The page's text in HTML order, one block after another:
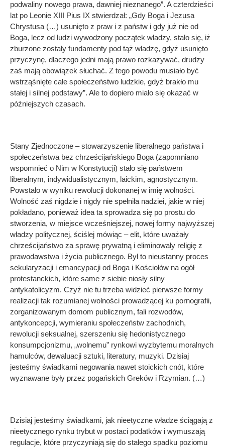
podwaliny nowego prawa, dawniej nieznanego”. A czterdzieści
lat po Leonie XIII Pius IX stwierdzał: „Gdy Boga i Jezusa
Chrystusa (…) usunięto z praw i z państw i gdy już nie od
Boga, lecz od ludzi wywodzony początek władzy, stało się, iż
zburzone zostały fundamenty pod tąż władzę, gdyż usunięto
przyczynę, dlaczego jedni mają prawo rozkazywać, drudzy
zaś mają obowiązek słuchać. Z tego powodu musiało być
wstrząśnięte całe społeczeństwo ludzkie, gdyż brakło mu
stałej i silnej podstawy”. Ale to dopiero miało się okazać w
późniejszych czasach.
Stany Zjednoczone – stowarzyszenie liberalnego państwa i
społeczeństwa bez chrześcijańskiego Boga (zapomniano
wspomnieć o Nim w Konstytucji) stało się państwem
liberalnym, indywidualistycznym, laickim, agnostycznym.
Powstało w wyniku rewolucji dokonanej w imię wolności.
Wolność zaś nigdzie i nigdy nie spełniła nadziei, jakie w niej
pokładano, ponieważ idea ta sprowadza się po prostu do
stworzenia, w miejsce wcześniejszej, nowej formy najwyższej
władzy politycznej, ściślej mówiąc – elit, które uważały
chrześcijaństwo za sprawę prywatną i eliminowały religię z
prawodawstwa i życia publicznego. Był to nieustanny proces
sekularyzacji i emancypacji od Boga i Kościołów na ogół
protestanckich, które same z siebie niosły silny
antykatolicyzm. Czyż nie tu trzeba widzieć pierwsze formy
realizacji tak rozumianej wolności prowadzącej ku pornografii,
zorganizowanym domom publicznym, fali rozwodów,
antykoncepcji, wymieraniu społeczeństw zachodnich,
rewolucji seksualnej, szerszeniu się hedonistycznego
konsumpcjonizmu, „wolnemu” rynkowi wyzbytemu moralnych
hamulców, dewaluacji sztuki, literatury, muzyki. Dzisiaj
jesteśmy świadkami negowania nawet stoickich cnót, które
wyznawane były przez pogańskich Greków i Rzymian. (…)
Dzisiaj jesteśmy świadkami, jak nieetyczne władze ściągają z
nieetycznego rynku trybut w postaci podatków i wymuszają
regulacje, które przyczyniają się do stałego spadku poziomu